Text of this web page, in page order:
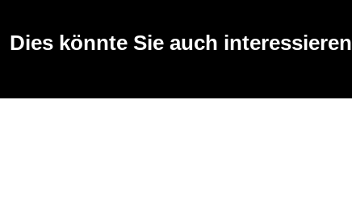
Dies könnte Sie auch interessieren